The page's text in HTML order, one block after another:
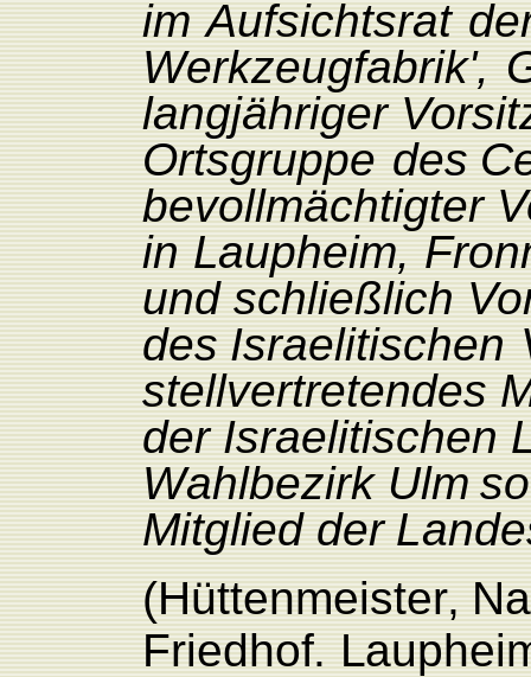
im Aufsichtsrat
Werkzeugfabrik',
langjährigerV
Ortsgruppe des
bevollmächtigterV
in Laupheim, F
und schließlichV
des Israelitischen
stellvertretendes
der Israelitischen
Wahlbezirk Ulm
Mitglied der L
(Hüttenmeister,
Friedhof. L